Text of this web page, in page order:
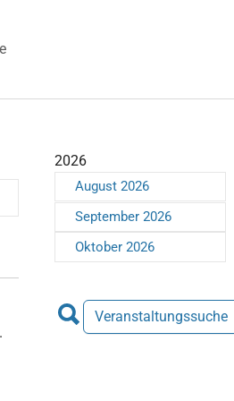
2026
August 2026
September 2026
Oktober 2026
Veranstaltungssuche